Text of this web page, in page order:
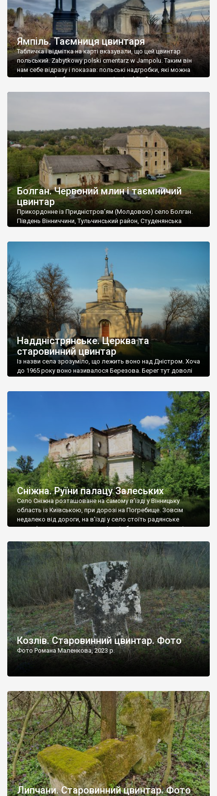
Ямпіль. Таємниця цвинтаря
Табличка і відмітка на карті вказували, що цей цвинтар
польський. Zabytkowy polski cmentarz w Jampolu. Таким він
нам себе відразу і показав: польські надгробки, які можна
віднести до фабричних, польські епітафії… Загалом цвинтар
Болган. Червоний млин і таємничий
цвинтар
Прикордонне із Придністров’ям (Молдовою) село Болган.
Південь Вінниччини, Тульчинський район, Студенянська
старовинний цвинтар із кам’яними хрестами. Всі епітафії, які
збереглися, написані кирилицею, церковнослов’янською
мовою. За всіма традиційними ознаками – цвинтар
український. Хрести датуються 19 століттям. У 1924-1940
роках Болган […]
Наддністрянське. Церква та
старовинний цвинтар
Із назви села зрозуміло, що лежить воно над Дністром. Хоча
до 1965 року воно називалося Березова. Берег тут доволі
Наддністрянське відрізняється від більшості навколишніх
сіл. У селі є мурована Михайлівська церква. Точної дати […]
Сніжна. Руїни палацу Залеських
Село Сніжна розташоване на самому в’їзді у Вінницьку
область із Київською, при дорозі на Погребище. Зовсім
недалеко від дороги, на в’їзді у село стоїть радянське
рельєфне пано, яке показує жінку і яблуню, а трохи далі, десь
не видно, але видно дві стареньких колії у траві – […]
Козлів. Старовинний цвинтар. Фото
Фото Романа Маленкова, 2023 р.
Липчани. Старовинний цвинтар. Фото